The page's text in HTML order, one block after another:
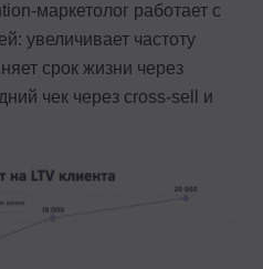
маркетолог работает с
увеличивает частоту
срок жизни через
чек через cross-sell и